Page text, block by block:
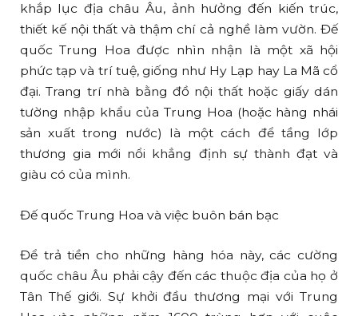
khắp lục địa châu Âu, ảnh hưởng đến kiến trúc,
thiết kế nội thất và thậm chí cả nghề làm vườn. Đế
quốc Trung Hoa được nhìn nhận là một xã hội
phức tạp và trí tuệ, giống như Hy Lạp hay La Mã cổ
đại. Trang trí nhà bằng đồ nội thất hoặc giấy dán
tường nhập khẩu của Trung Hoa (hoặc hàng nhái
sản xuất trong nước) là một cách để tầng lớp
thương gia mới nổi khẳng định sự thành đạt và
giàu có của mình.
Đế quốc Trung Hoa và việc buôn bán bạc
Để trả tiền cho những hàng hóa này, các cường
quốc châu Âu phải cậy đến các thuộc địa của họ ở
Tân Thế giới. Sự khởi đầu thương mại với Trung